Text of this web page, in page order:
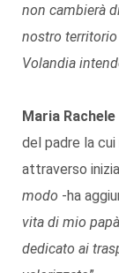
non cambierà
nostro territorio
Volandia
Maria
del padre la cui
attraverso
modo -ha
vita di mio
dedicato ai